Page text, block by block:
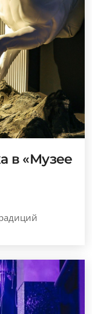
в «Музее